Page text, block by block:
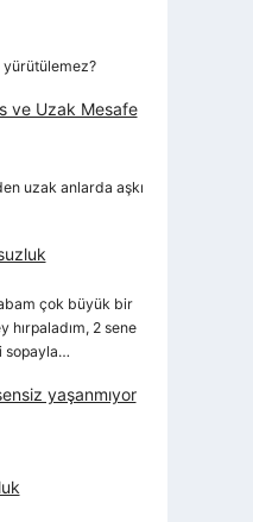
ve Uzak Mesafe
uzak anlarda aşkı
çok büyük bir
hırpaladım, 2 sene
sopayla…
yaşanmıyor